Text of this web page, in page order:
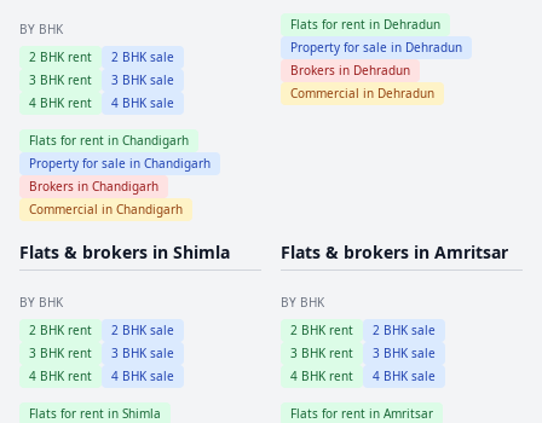
BY BHK
2 BHK rent 2 BHK sale
3 BHK rent 3 BHK sale
4 BHK rent 4 BHK sale
Flats for rent in Chandigarh
Property for sale in Chandigarh
Brokers in Chandigarh
Commercial in Chandigarh
Flats for rent in Dehradun
Property for sale in Dehradun
Brokers in Dehradun
Commercial in Dehradun
Flats & brokers in Shimla
BY BHK
2 BHK rent 2 BHK sale
3 BHK rent 3 BHK sale
4 BHK rent 4 BHK sale
Flats for rent in Shimla
Flats & brokers in Amritsar
BY BHK
2 BHK rent 2 BHK sale
3 BHK rent 3 BHK sale
4 BHK rent 4 BHK sale
Flats for rent in Amritsar